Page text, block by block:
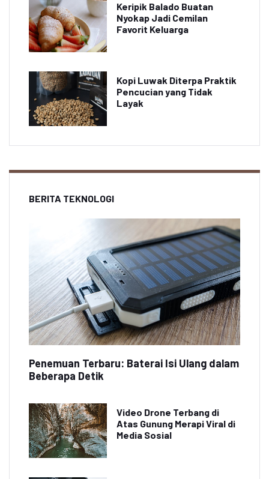
Keripik Balado Buatan
Nyokap Jadi Cemilan
Favorit Keluarga
Kopi Luwak Diterpa Praktik
Pencucian yang Tidak
Layak
BERITA TEKNOLOGI
Penemuan Terbaru: Baterai Isi Ulang dalam
Beberapa Detik
Video Drone Terbang di
Atas Gunung Merapi Viral di
Media Sosial